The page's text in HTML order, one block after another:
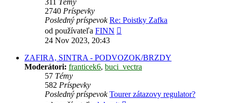
311 Témy
2740 Príspevky
Posledný príspevok Re: Poistky Zafka
od používateľa FINN
24 Nov 2023, 20:43
ZAFIRA, SINTRA - PODVOZOK/BRZDY
Moderátori: franticek6, buci_vectra
57 Témy
582 Príspevky
Posledný príspevok Tourer zátazovy regulator?